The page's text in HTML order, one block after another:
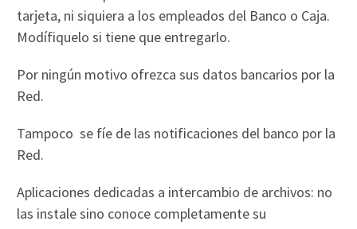
tarjeta, ni siquiera a los empleados del Banco o Caja.
Modífiquelo si tiene que entregarlo.
Por ningún motivo ofrezca sus datos bancarios por la
Red.
Tampoco se fíe de las notificaciones del banco por la
Red.
Aplicaciones dedicadas a intercambio de archivos: no
las instale sino conoce completamente su